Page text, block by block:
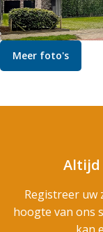
Meer foto's
Altijd
Registreer uw
hoogte van ons